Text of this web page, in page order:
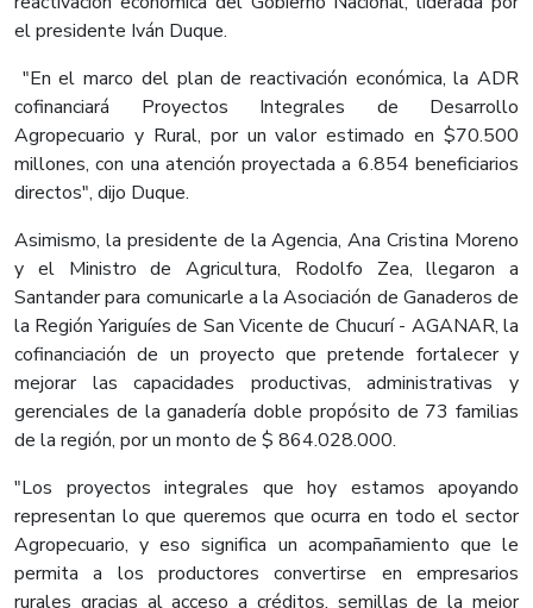
el presidente Iván Duque.
"En el marco del plan de reactivación económica, la ADR
cofinanciará Proyectos Integrales de Desarrollo
Agropecuario y Rural, por un valor estimado en $70.500
millones, con una atención proyectada a 6.854 beneficiarios
directos", dijo Duque.
Asimismo, la presidente de la Agencia, Ana Cristina Moreno
y el Ministro de Agricultura, Rodolfo Zea, llegaron a
Santander para comunicarle a la Asociación de Ganaderos de
la Región Yariguíes de San Vicente de Chucurí - AGANAR, la
cofinanciación de un proyecto que pretende fortalecer y
mejorar las capacidades productivas, administrativas y
gerenciales de la ganadería doble propósito de 73 familias
de la región, por un monto de $ 864.028.000.
"Los proyectos integrales que hoy estamos apoyando
representan lo que queremos que ocurra en todo el sector
Agropecuario, y eso significa un acompañamiento que le
permita a los productores convertirse en empresarios
rurales gracias al acceso a créditos, semillas de la mejor